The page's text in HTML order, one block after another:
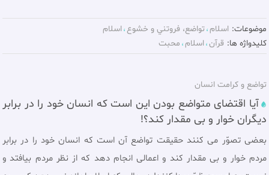
موضوعات: اسلام تواضع، فروتني و خشوع اسلام
کلیدواژه ها: قرآن اسلام محبت
تواضع و كرامت انسان
آيا اقتضای متواضع بودن اين است که انسان خود را در برابر
ديگران خوار و بى مقدار کند؟!
بعضى تصوّر مى كنند حقيقت تواضع آن است كه انسان خود را در برابر
مردم خوار و بى مقدار كند و اعمالى انجام دهد كه از نظر مردم بيافتد و